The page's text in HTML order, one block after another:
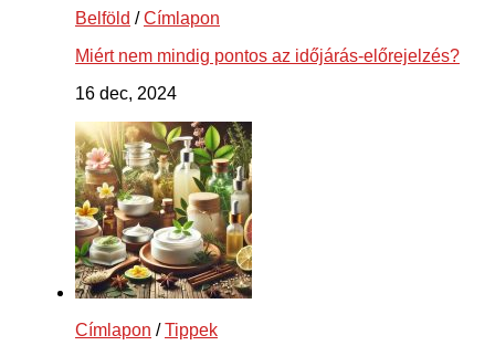
Belföld /Címlapon
Miért nem mindig pontos az időjárás-előrejelzés?
16 dec, 2024
Címlapon /Tippek